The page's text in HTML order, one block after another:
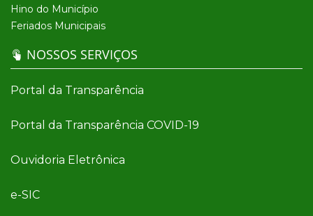
Hino do Município
Feriados Municipais
NOSSOS SERVIÇOS
Portal da Transparência
Portal da Transparência COVID-19
Ouvidoria Eletrônica
e-SIC